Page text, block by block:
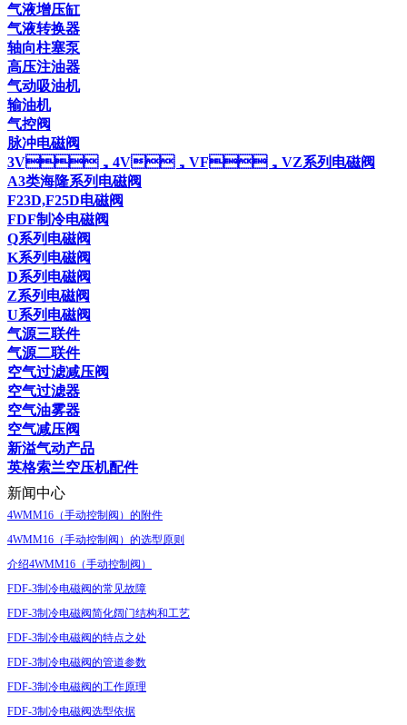
气液增压缸
气液转换器
轴向柱塞泵
高压注油器
气动吸油机
输油机
气控阀
脉冲电磁阀
3V，4V，VF，VZ系列电磁阀
A3类海隆系列电磁阀
F23D,F25D电磁阀
FDF制冷电磁阀
Q系列电磁阀
K系列电磁阀
D系列电磁阀
Z系列电磁阀
U系列电磁阀
气源三联件
气源二联件
空气过滤减压阀
空气过滤器
空气油雾器
空气减压阀
新溢气动产品
英格索兰空压机配件
新闻中心
4WMM16（手动控制阀）的附件
4WMM16（手动控制阀）的选型原则
介绍4WMM16（手动控制阀）
FDF-3制冷电磁阀的常见故障
FDF-3制冷电磁阀简化阔门结构和工艺
FDF-3制冷电磁阀的特点之处
FDF-3制冷电磁阀的管道参数
FDF-3制冷电磁阀的工作原理
FDF-3制冷电磁阀选型依据